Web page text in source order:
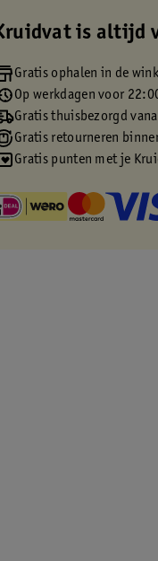
is altijd
Gratis ophalen in de
Op werkdagen voor
Gratis thuisbezorgd
Gratis retourneren
Gratis punten met je